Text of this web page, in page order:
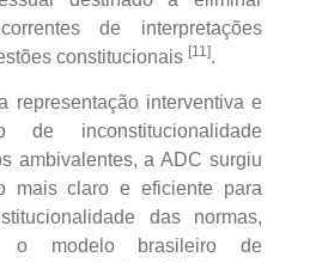
de interpretações
constitucionais [11].
representação interventiva e
de inconstitucionalidade
ambivalentes, a ADC surgiu
mais claro e eficiente para
das normas,
o modelo brasileiro de